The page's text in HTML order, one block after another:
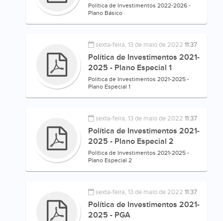
Política de Investimentos 2022-2026 -
Plano Básico
sexta-feira, 13 de maio de 202211:37
Política de Investimentos 2021-
2025 - Plano Especial 1
Política de Investimentos 2021-2025 -
Plano Especial 1
sexta-feira, 13 de maio de 202211:37
Política de Investimentos 2021-
2025 - Plano Especial 2
Política de Investimentos 2021-2025 -
Plano Especial 2
sexta-feira, 13 de maio de 202211:37
Política de Investimentos 2021-
2025 - PGA